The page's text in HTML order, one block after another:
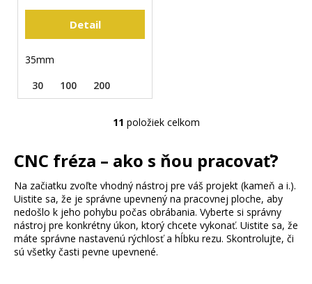
Detail
35mm
30
100 200
O
l
d
a
c
i
e
11 položiek celkom
CNC fréza – ako s ňou pracovať?
Na začiatku zvoľte vhodný nástroj pre váš projekt (kameň a i.).
Uistite sa, že je správne upevnený na pracovnej ploche, aby
nedošlo k jeho pohybu počas obrábania. Vyberte si správny
nástroj pre konkrétny úkon, ktorý chcete vykonať. Uistite sa, že
máte správne nastavenú rýchlosť a hĺbku rezu. Skontrolujte, či
sú všetky časti pevne upevnené.